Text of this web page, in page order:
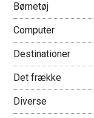
Børnetøj
Computer
Destinationer
Det frække
Diverse